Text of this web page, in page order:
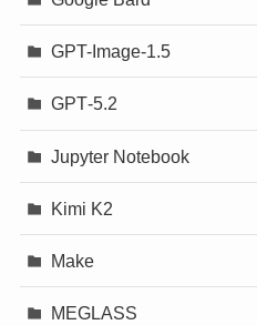
GPT-Image-1.5
GPT‐5.2
Jupyter Notebook
Kimi K2
Make
MEGLASS